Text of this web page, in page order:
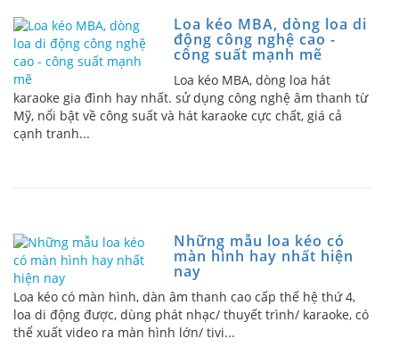
Loa kéo MBA, dòng loa di
động công nghệ cao -
công suất mạnh mẽ
Loa kéo MBA, dòng loa hát
karaoke gia đình hay nhất. sử dụng công nghệ âm thanh từ
Mỹ, nổi bật về công suất và hát karaoke cực chất, giá cả
cạnh tranh...
Những mẫu loa kéo có
màn hình hay nhất hiện
nay
Loa kéo có màn hình, dàn âm thanh cao cấp thế hệ thứ 4,
loa di động được, dùng phát nhạc/ thuyết trình/ karaoke, có
thể xuất video ra màn hình lớn/ tivi...